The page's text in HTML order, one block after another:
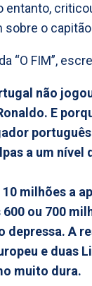
entanto,
sobre o
“O FIM”,
não
E
a um nível
milhões a
ou 700
depressa. A
e duas
muito dura.